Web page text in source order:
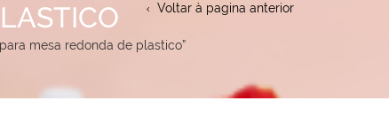
mesa redonda de plastico”
Voltar à pagina anterior